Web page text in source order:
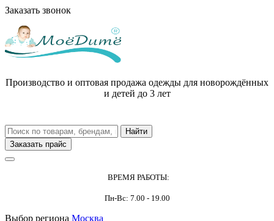
Заказать звонок
Производство и оптовая продажа одежды для новорождённых
и детей до 3 лет
Заказать прайс
ВРЕМЯ РАБОТЫ:
Пн-Вс: 7.00 - 19.00
Выбор региона Москва